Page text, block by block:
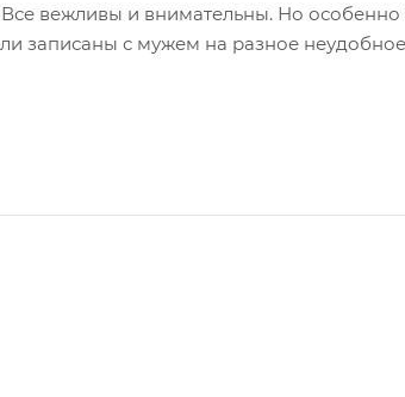
вежливы и внимательны. Но особенно
записаны с мужем на разное